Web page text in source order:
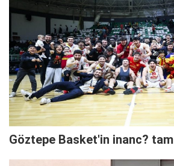
Göztepe Basket'in inanc? tam